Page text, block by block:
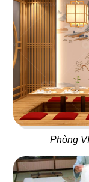
Phòng
79
THÁI BBQ
Lẩu nướng Thái Lan
DESTINY
Beer House